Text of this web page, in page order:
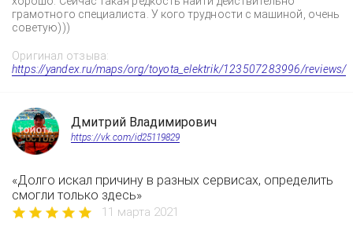
грамотного специалиста. У кого трудности с машиной, очень
советую)))
Оригинал отзыва:
https://yandex.ru/maps/org/toyota_elektrik/123507283996/reviews/
Дмитрий Владимирович
https://vk.com/id25119829
«Долго искал причину в разных сервисах, определить
смогли только здесь»
11 марта 2021